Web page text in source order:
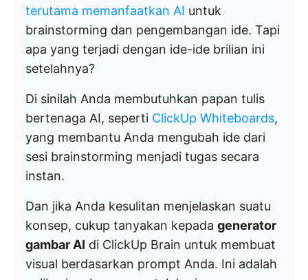
terutama memanfaatkan AI untuk
brainstorming dan pengembangan ide. Tapi
apa yang terjadi dengan ide-ide brilian ini
setelahnya?
Di sinilah Anda membutuhkan papan tulis
bertenaga AI, seperti ClickUp Whiteboards,
yang membantu Anda mengubah ide dari
sesi brainstorming menjadi tugas secara
instan.
Dan jika Anda kesulitan menjelaskan suatu
konsep, cukup tanyakan kepada generator
gambar AI di ClickUp Brain untuk membuat
visual berdasarkan prompt Anda. Ini adalah